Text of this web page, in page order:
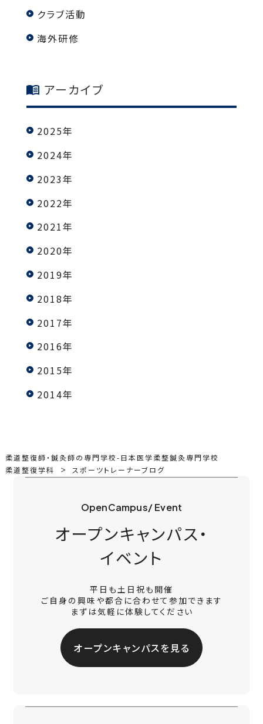
クラブ活動
海外研修
アーカイブ
2025年
2024年
2023年
2022年
2021年
2020年
2019年
2018年
2017年
2016年
2015年
2014年
柔道整復師・鍼灸師の専門学校-日本医学柔整鍼灸専門学校
柔道整復学科
スポーツトレーナーブログ
OpenCampus/ Event
オープンキャンパス・
イベント
平日も土日祝も開催
ご自身の興味や都合に合わせて参加できます
まずは気軽に体験してください
オープンキャンパスを見る